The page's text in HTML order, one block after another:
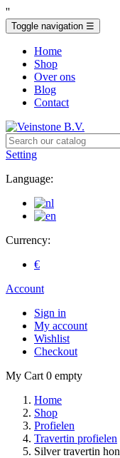
''
Toggle navigation ☰
Home
Shop
Over ons
Blog
Contact
Setting
Language:
Currency:
€
Account
Sign in
My account
Wishlist
Checkout
My Cart 0 empty
Home
Shop
Profielen
Travertin profielen
Silver travertin